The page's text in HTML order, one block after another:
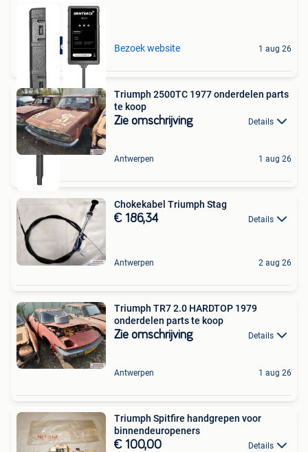
Lifetime gratis Bezoek website 1 aug 26
Triumph 2500TC 1977 onderdelen parts
te koop
Zie omschrijving Details
Antwerpen 1 aug 26
Chokekabel Triumph Stag
€ 186,34 Details
Antwerpen 2 aug 26
Triumph TR7 2.0 HARDTOP 1979
onderdelen parts te koop
Zie omschrijving Details
Antwerpen 1 aug 26
Triumph Spitfire handgrepen voor
binnendeuropeners
€ 100,00 Details